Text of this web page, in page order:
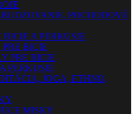
POCHODOVÉ
A PERKUSIE
BICIE
PRE BICIE
PERKUSIE
JOGA, ETHNO,
MISKY